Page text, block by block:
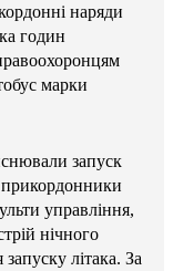
наряди
годин
марки
запуск
прикордонники
управління,
нічного
літака. За